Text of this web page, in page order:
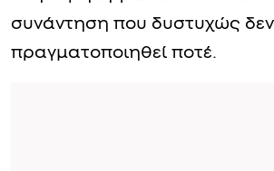
συνάντηση που δυστυχώς
πραγματοποιηθεί ποτέ.